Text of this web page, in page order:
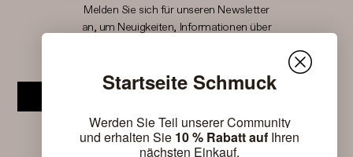
Melden Sie sich für unseren Newsletter
an, um Neuigkeiten, Informationen über
Startseite Schmuck
Werden Sie Teil unserer Community
und erhalten Sie 10 % Rabatt auf Ihren
nächsten Einkauf.